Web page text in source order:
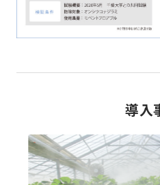
導入